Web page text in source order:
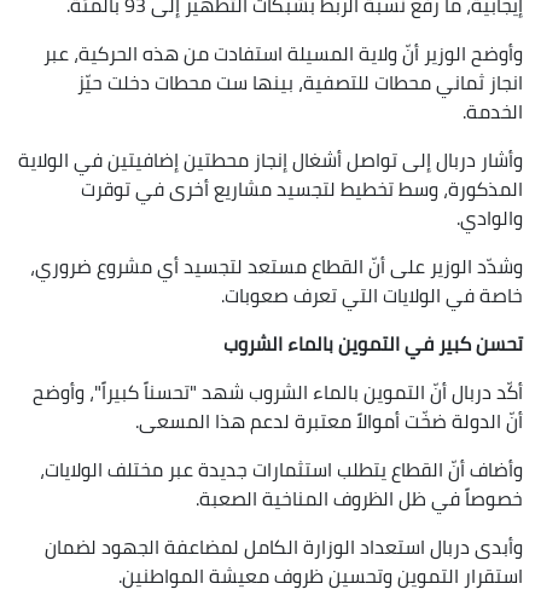
وأوضح الوزير أنّ ولاية المسيلة استفادت من هذه الحركية، عبر
انجاز ثماني محطات للتصفية، بينها ست محطات دخلت حيّز
الخدمة.
وأشار دربال إلى تواصل أشغال إنجاز محطتين إضافيتين في الولاية
المذكورة، وسط تخطيط لتجسيد مشاريع أخرى في توقرت
والوادي.
وشدّد الوزير على أنّ القطاع مستعد لتجسيد أي مشروع ضروري،
خاصة في الولايات التي تعرف صعوبات.
تحسن كبير في التموين بالماء الشروب
أكّد دربال أنّ التموين بالماء الشروب شهد "تحسناً كبيراً"، وأوضح
أنّ الدولة ضخّت أموالاً معتبرة لدعم هذا المسعى.
وأضاف أنّ القطاع يتطلب استثمارات جديدة عبر مختلف الولايات،
خصوصاً في ظل الظروف المناخية الصعبة.
وأبدى دربال استعداد الوزارة الكامل لمضاعفة الجهود لضمان
استقرار التموين وتحسين ظروف معيشة المواطنين.